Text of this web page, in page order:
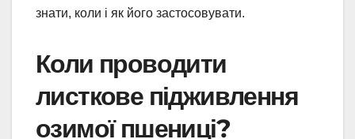
знати, коли і як його застосовувати.
Коли проводити
листкове підживлення
озимої пшениці?